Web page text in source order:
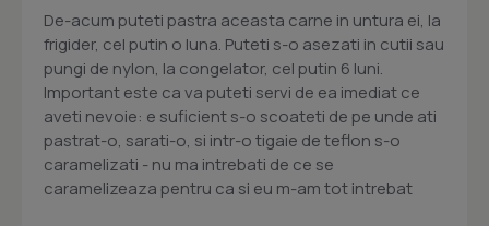
De-acum puteti pastra aceasta carne in untura ei, la
frigider, cel putin o luna. Puteti s-o asezati in cutii sau
pungi de nylon, la congelator, cel putin 6 luni.
Important este ca va puteti servi de ea imediat ce
aveti nevoie: e suficient s-o scoateti de pe unde ati
pastrat-o, sarati-o, si intr-o tigaie de teflon s-o
caramelizati - nu ma intrebati de ce se
caramelizeaza pentru ca si eu m-am tot intrebat